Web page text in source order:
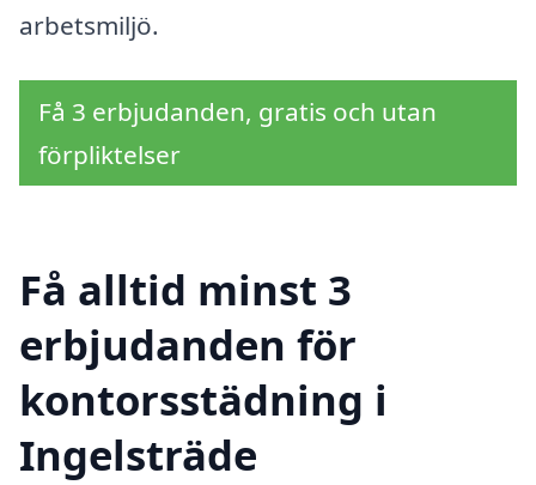
arbetsmiljö.
Få 3 erbjudanden, gratis och utan
förpliktelser
Få alltid minst 3
erbjudanden för
kontorsstädning i
Ingelsträde